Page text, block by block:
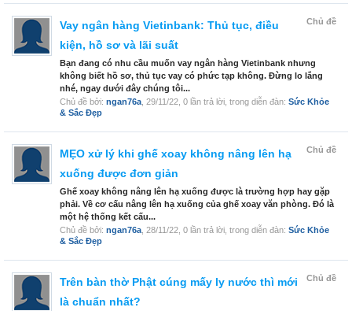
Chủ đề
Vay ngân hàng Vietinbank: Thủ tục, điều
kiện, hồ sơ và lãi suất
Bạn đang có nhu cầu muốn vay ngân hàng Vietinbank nhưng
không biết hồ sơ, thủ tục vay có phức tạp không. Đừng lo lắng
nhé, ngay dưới đây chúng tôi...
Chủ đề bởi: ngan76a 29/11/22 , 0 lần trả lời, trong diễn đàn: Sức Khỏe
& Sắc Đẹp
Chủ đề
MẸO xử lý khi ghế xoay không nâng lên hạ
xuống được đơn giản
Ghế xoay không nâng lên hạ xuống được là trường hợp hay gặp
phải. Về cơ cấu nâng lên hạ xuống của ghế xoay văn phòng. Đó là
một hệ thống kết cấu...
Chủ đề bởi: ngan76a 28/11/22 , 0 lần trả lời, trong diễn đàn: Sức Khỏe
& Sắc Đẹp
Chủ đề
Trên bàn thờ Phật cúng mấy ly nước thì mới
là chuẩn nhất?